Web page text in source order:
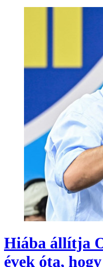
Hiába állítja
évek óta,